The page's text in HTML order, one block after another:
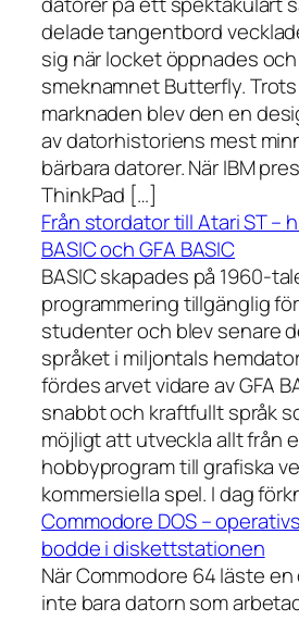
delade tangentbord
sig när locket öppnades
smeknamnet Butterfly.
marknaden blev den en
av datorhistoriens mest
bärbara datorer. När IBM
ThinkPad […]
Från stordator till Atari ST –
BASIC och GFA BASIC
BASIC skapades på 1960-
programmering tillgänglig
studenter och blev senare
språket i miljontals
fördes arvet vidare av GFA
snabbt och kraftfullt språk
möjligt att utveckla allt från
hobbyprogram till grafiska
kommersiella spel. I dag
Commodore DOS –
bodde i diskettstationen
När Commodore 64 läste
inte bara datorn som